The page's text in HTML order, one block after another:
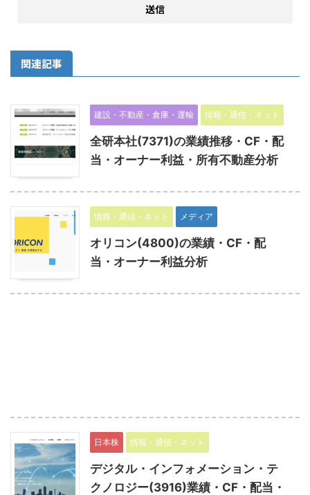
関連記事
建設・不動産・倉庫・運輸 情報・通信・ネット
全研本社(7371)の業績推移・CF・配
当・オーナー利益・所有不動産分析
情報・通信・ネット メディア
オリコン(4800)の業績・CF・配
当・オーナー利益分析
日本株 情報・通信・ネット
デジタル・インフォメーション・テ
クノロジー(3916)業績・CF・配当・